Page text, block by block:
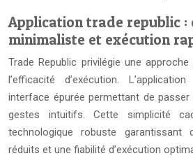
Application trade republic :
minimaliste et exécution
Trade Republic privilégie une
l’efficacité d’exécution.
interface épurée permettant de
gestes intuitifs. Cette simplicité
technologique robuste
réduits et une fiabilité d’exécution